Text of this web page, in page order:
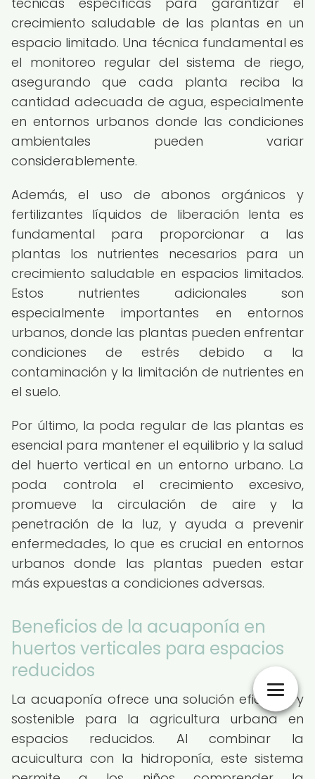
crecimiento saludable de las plantas en un
espacio limitado. Una técnica fundamental es
el monitoreo regular del sistema de riego,
asegurando que cada planta reciba la
cantidad adecuada de agua, especialmente
en entornos urbanos donde las condiciones
ambientales pueden variar
considerablemente.
Además, el uso de abonos orgánicos y
fertilizantes líquidos de liberación lenta es
fundamental para proporcionar a las
plantas los nutrientes necesarios para un
crecimiento saludable en espacios limitados.
Estos nutrientes adicionales son
especialmente importantes en entornos
urbanos, donde las plantas pueden enfrentar
condiciones de estrés debido a la
contaminación y la limitación de nutrientes en
el suelo.
Por último, la poda regular de las plantas es
esencial para mantener el equilibrio y la salud
del huerto vertical en un entorno urbano. La
poda controla el crecimiento excesivo,
promueve la circulación de aire y la
penetración de la luz, y ayuda a prevenir
enfermedades, lo que es crucial en entornos
urbanos donde las plantas pueden estar
más expuestas a condiciones adversas.
Beneficios de la acuaponía en
huertos verticales para espacios
reducidos
La acuaponía ofrece una solución eficiente y
sostenible para la agricultura urbana en
espacios reducidos. Al combinar la
acuicultura con la hidroponía, este sistema